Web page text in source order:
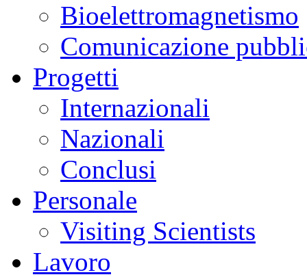
Bioelettromagnetismo
Comunicazione
Progetti
Internazionali
Nazionali
Conclusi
Personale
Visiting Scientists
Lavoro